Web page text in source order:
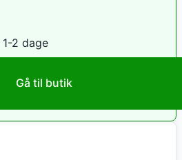
1-2 dage
Gå til butik